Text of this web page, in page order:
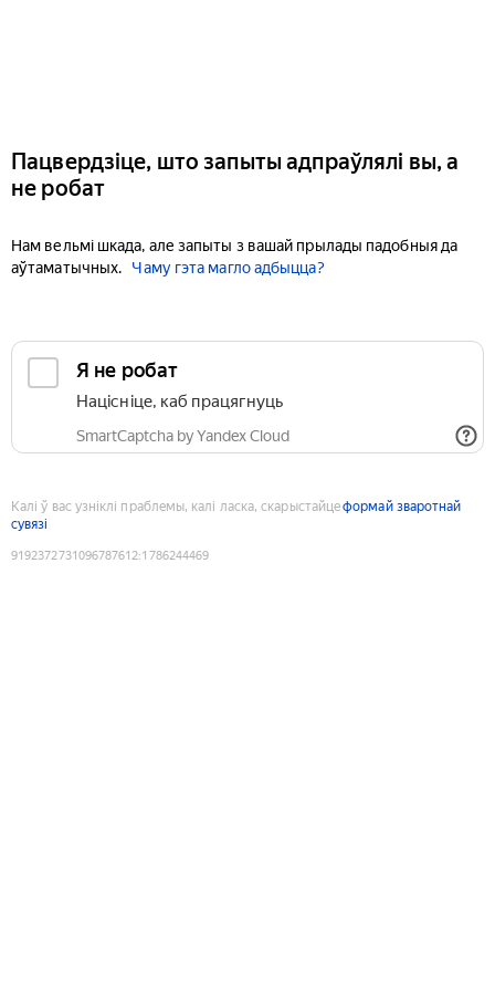
Пацвердзіце, што запыты адпраўлялі вы, а
не робат
Нам вельмі шкада, але запыты з вашай прылады падобныя да
аўтаматычных.
Чаму гэта магло адбыцца?
Я не робат
Націсніце, каб працягнуць
SmartCaptcha by Yandex Cloud
Калі ў вас узніклі праблемы, калі ласка, скарыстайцеформай зваротнай
сувязі
9192372731096787612:1786244469